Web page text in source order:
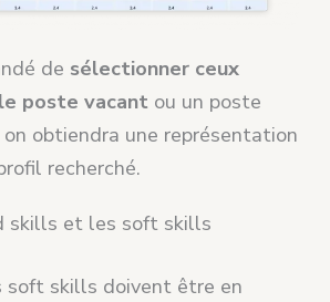
de sélectionner ceux
poste vacant ou un poste
obtiendra une représentation
recherché.
skills et les soft skills
soft skills doivent être en